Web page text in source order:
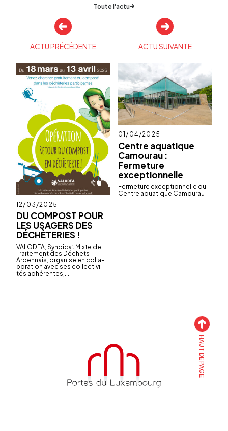
Toute l'actu
Autres
actualités
ACTU PRÉCÉDENTE
DU COMPOST POUR
LES USAGERS DES
DÉCHÈTERIES !
Publié
le
12/03/2025
VALO­DEA, Syndi­cat Mixte de
Trai­te­ment des Déchets
Arden­nais, orga­nise en colla­
bo­ra­tion avec ses collec­ti­vi­
tés adhé­rentes,...
ACTU SUIVANTE
Centre aquatique
Camourau :
Fermeture
exceptionnelle
Publié
le
01/04/2025
Ferme­ture excep­tion­nelle du
Centre aqua­tique Camou­rau
HAUT DE PAGE